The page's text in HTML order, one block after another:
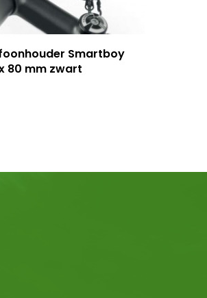
Aan Winkelwagen
Smartboy
80 mm zwart